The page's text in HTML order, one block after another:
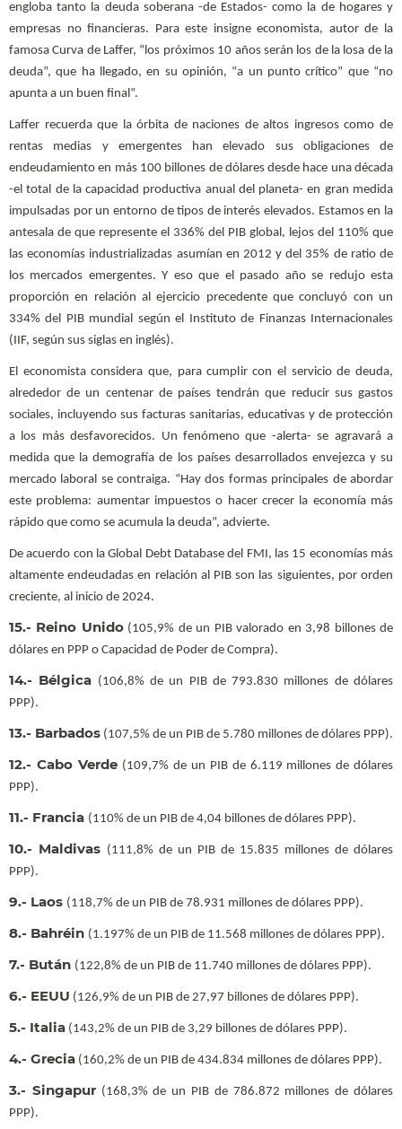
engloba tanto la deuda soberana -de Estados- como la de hogares y
empresas no financieras. Para este insigne economista, autor de la
famosa Curva de Laffer, “los próximos 10 años serán los de la losa de la
deuda”, que ha llegado, en su opinión, “a un punto crítico” que “no
apunta a un buen final”.
Laffer recuerda que la órbita de naciones de altos ingresos como de
rentas medias y emergentes han elevado sus obligaciones de
endeudamiento en más 100 billones de dólares desde hace una década
-el total de la capacidad productiva anual del planeta- en gran medida
impulsadas por un entorno de tipos de interés elevados. Estamos en la
antesala de que represente el 336% del PIB global, lejos del 110% que
las economías industrializadas asumían en 2012 y del 35% de ratio de
los mercados emergentes. Y eso que el pasado año se redujo esta
proporción en relación al ejercicio precedente que concluyó con un
334% del PIB mundial según el Instituto de Finanzas Internacionales
(IIF, según sus siglas en inglés).
El economista considera que, para cumplir con el servicio de deuda,
alrededor de un centenar de países tendrán que reducir sus gastos
sociales, incluyendo sus facturas sanitarias, educativas y de protección
a los más desfavorecidos. Un fenómeno que -alerta- se agravará a
medida que la demografía de los países desarrollados envejezca y su
mercado laboral se contraiga. “Hay dos formas principales de abordar
este problema: aumentar impuestos o hacer crecer la economía más
rápido que como se acumula la deuda”, advierte.
De acuerdo con la Global Debt Database del FMI, las 15 economías más
altamente endeudadas en relación al PIB son las siguientes, por orden
creciente, al inicio de 2024.
15.- Reino Unido(105,9% de un PIB valorado en 3,98 billones de
dólares en PPP o Capacidad de Poder de Compra).
14.- Bélgica (106,8% de un PIB de 793.830 millones de dólares
PPP).
13.- Barbados (107,5% de un PIB de 5.780 millones de dólares PPP).
12.- Cabo Verde (109,7% de un PIB de 6.119 millones de dólares
PPP).
11.- Francia (110% de un PIB de 4,04 billones de dólares PPP).
10.- Maldivas (111,8% de un PIB de 15.835 millones de dólares
PPP).
9.- Laos (118,7% de un PIB de 78.931 millones de dólares PPP).
8.- Bahréin (1.197% de un PIB de 11.568 millones de dólares PPP).
7.- Bután (122,8% de un PIB de 11.740 millones de dólares PPP).
6.- EEUU (126,9% de un PIB de 27,97 billones de dólares PPP).
5.- Italia (143,2% de un PIB de 3,29 billones de dólares PPP).
4.- Grecia (160,2% de un PIB de 434.834 millones de dólares PPP).
3.- Singapur(168,3% de un PIB de 786.872 millones de dólares
PPP).